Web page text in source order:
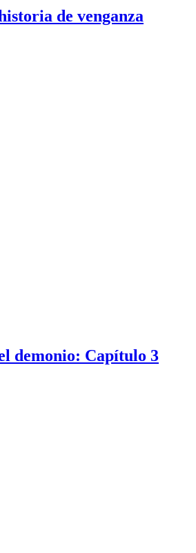
de venganza
demonio: Capítulo 3